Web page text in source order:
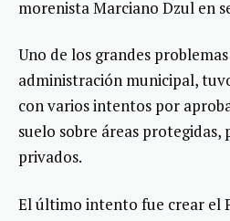
morenista Marciano Dzul en
Uno de los grandes
administración municipal,
con varios intentos por
suelo sobre áreas protegidas,
privados.
El último intento fue crear el